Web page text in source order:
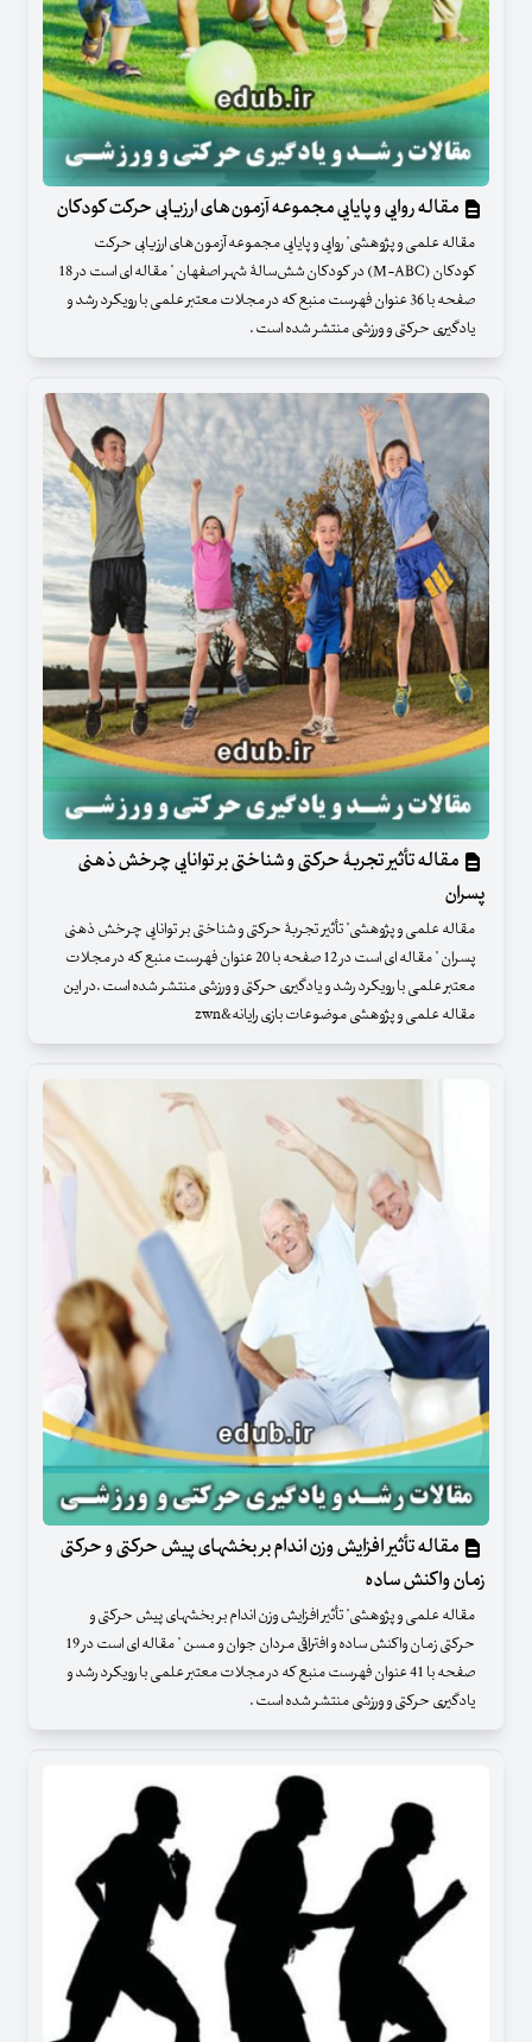
مقاله روایی و پایایی مجموعه آزمون‌های ارزیابی حرکت کودکان
مقاله علمی و پژوهشی" روایی و پایایی مجموعه آزمون‌های ارزیابی حرکت
کودکان (M-ABC) در کودکان شش‌سالۀ شهر اصفهان " مقاله ای است در 18
صفحه با 36 عنوان فهرست منبع که در مجلات معتبر علمی با رویکرد رشد و
یادگیری حرکتی و ورزشی منتشر شده است .
مقاله تأثیر تجربۀ حرکتی و شناختی بر توانایی چرخش ذهنی
پسران
مقاله علمی و پژوهشی" تأثیر تجربۀ حرکتی و شناختی بر توانایی چرخش ذهنی
پسران " مقاله ای است در 12 صفحه با 20 عنوان فهرست منبع که در مجلات
معتبر علمی با رویکرد رشد و یادگیری حرکتی و ورزشی منتشر شده است .در این
مقاله علمی و پژوهشی موضوعات بازی رایانه&zwn
مقاله تأثیر افزایش وزن اندام بر بخش‏های پیش‏ حرکتی و حرکتی
زمان واکنش ساده
مقاله علمی و پژوهشی" تأثیر افزایش وزن اندام بر بخش‏های پیش‏ حرکتی و
حرکتی زمان واکنش ساده و افتراقی مردان جوان و مسن " مقاله ای است در 19
صفحه با 41 عنوان فهرست منبع که در مجلات معتبر علمی با رویکرد رشد و
یادگیری حرکتی و ورزشی منتشر شده است .